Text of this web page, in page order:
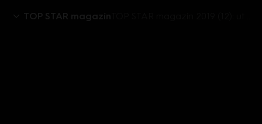
TOP STAR magazín